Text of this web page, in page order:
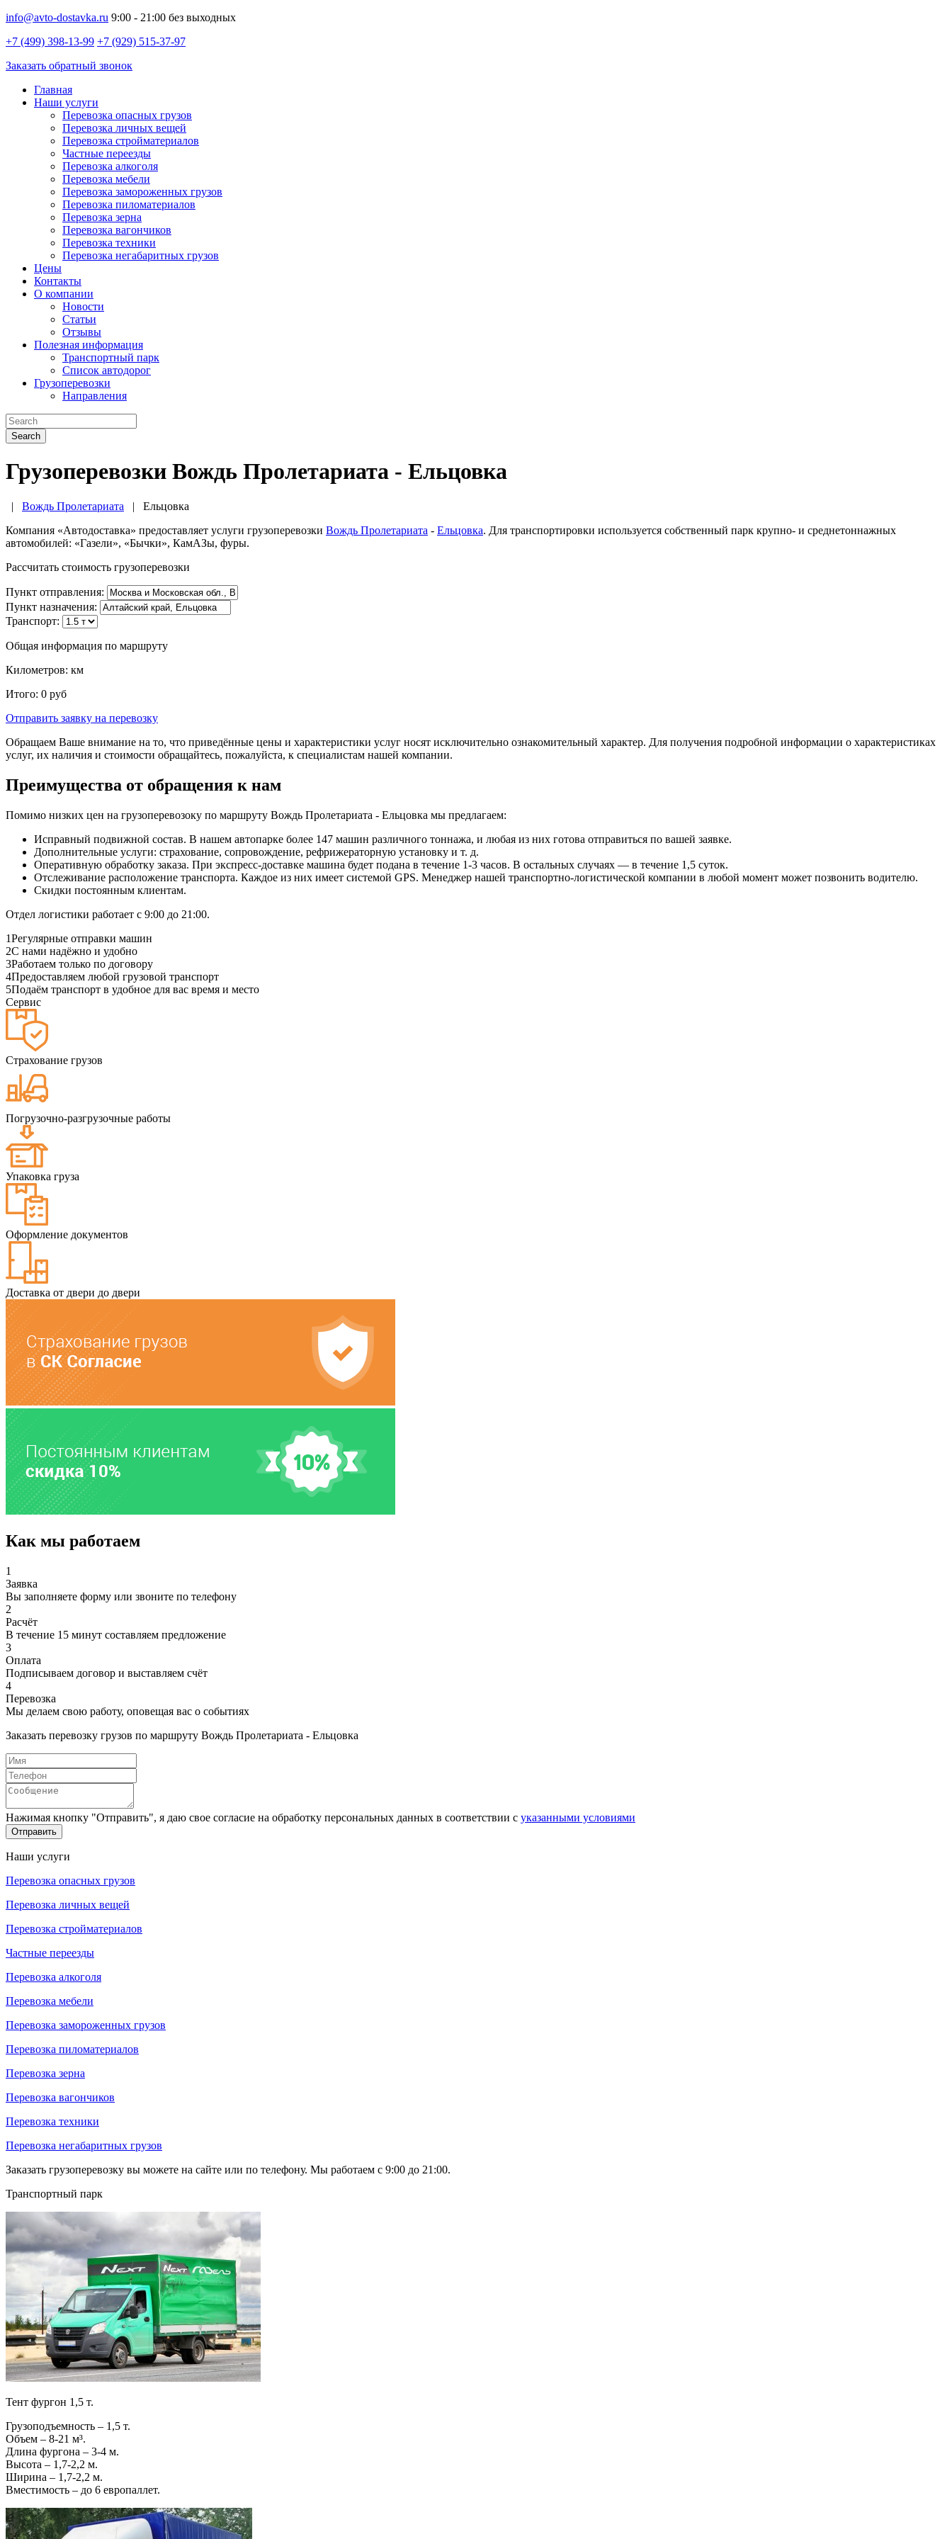
info@avto-dostavka.ru 9:00 - 21:00 без выходных
+7 (499) 398-13-99 +7 (929) 515-37-97
Заказать обратный звонок
Главная
Наши услуги
Перевозка опасных грузов
Перевозка личных вещей
Перевозка стройматериалов
Частные переезды
Перевозка алкоголя
Перевозка мебели
Перевозка замороженных грузов
Перевозка пиломатериалов
Перевозка зерна
Перевозка вагончиков
Перевозка техники
Перевозка негабаритных грузов
Цены
Контакты
О компании
Новости
Статьи
Отзывы
Полезная информация
Транспортный парк
Список автодорог
Грузоперевозки
Направления
Search
Грузоперевозки Вождь Пролетариата - Ельцовка
| Вождь Пролетариата | Ельцовка
Компания «Автодоставка» предоставляет услуги грузоперевозки Вождь Пролетариата - Ельцовка. Для транспортировки используется собственный парк крупно- и среднетоннажных
автомобилей: «Газели», «Бычки», КамАЗы, фуры.
Рассчитать стоимость грузоперевозки
Пункт отправления:
Пункт назначения:
Транспорт:
Общая информация по маршруту
Километров: км
Итого: 0 руб
Отправить заявку на перевозку
Обращаем Ваше внимание на то, что приведённые цены и характеристики услуг носят исключительно ознакомительный характер. Для получения подробной информации о характеристиках
услуг, их наличия и стоимости обращайтесь, пожалуйста, к специалистам нашей компании.
Преимущества от обращения к нам
Помимо низких цен на грузоперевозоку по маршруту Вождь Пролетариата - Ельцовка мы предлагаем:
Исправный подвижной состав. В нашем автопарке более 147 машин различного тоннажа, и любая из них готова отправиться по вашей заявке.
Дополнительные услуги: страхование, сопровождение, рефрижераторную установку и т. д.
Оперативную обработку заказа. При экспресс-доставке машина будет подана в течение 1-3 часов. В остальных случаях — в течение 1,5 суток.
Отслеживание расположение транспорта. Каждое из них имеет системой GPS. Менеджер нашей транспортно-логистической компании в любой момент может позвонить водителю.
Скидки постоянным клиентам.
Отдел логистики работает с 9:00 до 21:00.
1Регулярные отправки машин
2С нами надёжно и удобно
3Работаем только по договору
4Предоставляем любой грузовой транспорт
5Подаём транспорт в удобное для вас время и место
Сервис
Страхование грузов
Погрузочно-разгрузочные работы
Упаковка груза
Оформление документов
Доставка от двери до двери
Как мы работаем
1
Заявка
Вы заполняете форму или звоните по телефону
2
Расчёт
В течение 15 минут составляем предложение
3
Оплата
Подписываем договор и выставляем счёт
4
Перевозка
Мы делаем свою работу, оповещая вас о событиях
Заказать перевозку грузов по маршруту Вождь Пролетариата - Ельцовка
Нажимая кнопку "Отправить", я даю свое согласие на обработку персональных данных в соответствии с указанными условиями
Отправить
Наши услуги
Перевозка опасных грузов
Перевозка личных вещей
Перевозка стройматериалов
Частные переезды
Перевозка алкоголя
Перевозка мебели
Перевозка замороженных грузов
Перевозка пиломатериалов
Перевозка зерна
Перевозка вагончиков
Перевозка техники
Перевозка негабаритных грузов
Заказать грузоперевозку вы можете на сайте или по телефону. Мы работаем с 9:00 до 21:00.
Транспортный парк
Тент фургон 1,5 т.
Грузоподъемность – 1,5 т.
Объем – 8-21 м³.
Длина фургона – 3-4 м.
Высота – 1,7-2,2 м.
Ширина – 1,7-2,2 м.
Вместимость – до 6 европаллет.